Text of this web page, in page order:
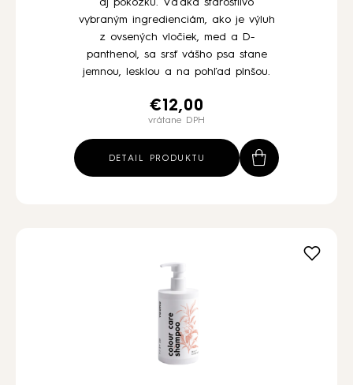
aj pokožku. Vďaka starostlivo
vybraným ingredienciám, ako je výluh
z ovsených vločiek, med a D-
panthenol, sa srsť vášho psa stane
jemnou, lesklou a na pohľad plnšou.
€ 12,00
vrátane DPH
DETAIL PRODUKTU